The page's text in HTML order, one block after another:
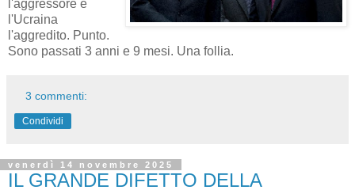
l'aggressore e
l'Ucraina
l'aggredito. Punto.
Sono passati 3 anni e 9 mesi. Una follia.
3 commenti:
Condividi
venerdì 14 novembre 2025
IL GRANDE DIFETTO DELLA